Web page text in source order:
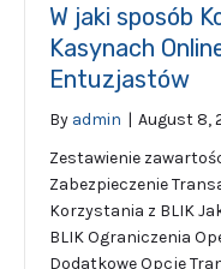
W jaki sposób
Kasynach
Entuzjastów
By admin | August 8,
Zestawienie
Zabezpieczenie
Korzystania z BLIK
BLIK Ograniczenia
Dodatkowe Opcje